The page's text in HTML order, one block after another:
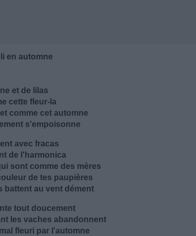
en automne
et de lilas
cette fleur-la
comme cet automne
s'empoisonne
avec fracas
de l'harmonica
sont comme des mères
de tes paupières
battent au vent dément
tout doucement
les vaches abandonnent
fleuri par l'automne